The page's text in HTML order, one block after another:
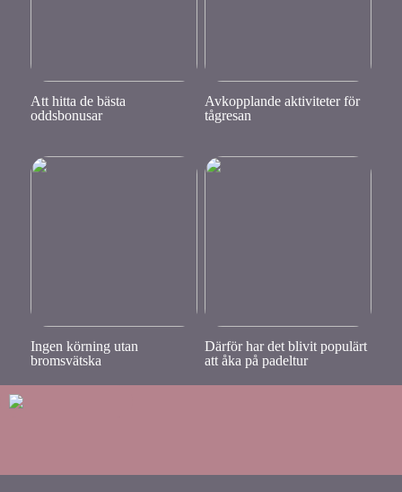
Att hitta de bästa
oddsbonusar
Avkopplande aktiviteter för
tågresan
Ingen körning utan
bromsvätska
Därför har det blivit populärt
att åka på padeltur